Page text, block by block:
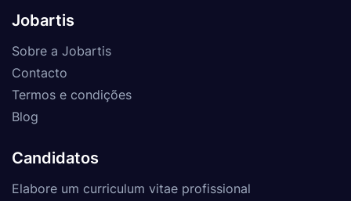
Jobartis
Sobre a Jobartis
Contacto
Termos e condições
Blog
Candidatos
Elabore um curriculum vitae profissional